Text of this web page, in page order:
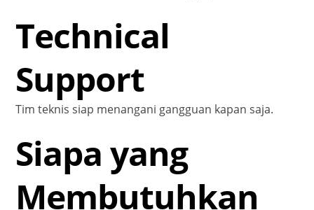
Technical
Support
Tim teknis siap menangani gangguan kapan saja.
Siapa yang
Membutuhkan